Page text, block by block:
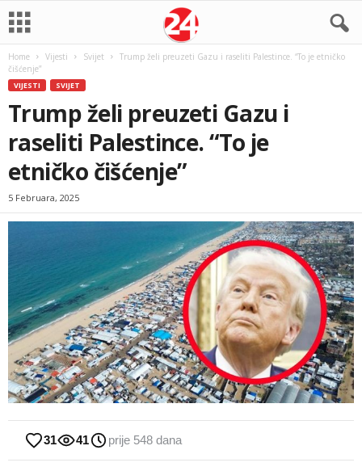
Home Vijesti Svijet
Trump želi preuzeti Gazu i raseliti Palestince. “To je etničko
čišćenje”
VIJESTI SVIJET
Trump želi preuzeti Gazu i
raseliti Palestince. “To je
etničko čišćenje”
5 Februara, 2025
31 41 prije 548 dana